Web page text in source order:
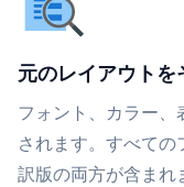
元のレイアウトを
フォント、カラー
されます。すべて
訳版の両方が含まれ